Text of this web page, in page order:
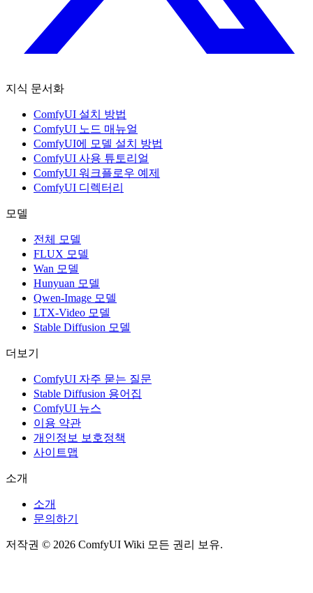
지식 문서화
ComfyUI 설치 방법
ComfyUI 노드 매뉴얼
ComfyUI에 모델 설치 방법
ComfyUI 사용 튜토리얼
ComfyUI 워크플로우 예제
ComfyUI 디렉터리
모델
전체 모델
FLUX 모델
Wan 모델
Hunyuan 모델
Qwen-Image 모델
LTX-Video 모델
Stable Diffusion 모델
더보기
ComfyUI 자주 묻는 질문
Stable Diffusion 용어집
ComfyUI 뉴스
이용 약관
개인정보 보호정책
사이트맵
소개
소개
문의하기
저작권 © 2026 ComfyUI Wiki 모든 권리 보유.